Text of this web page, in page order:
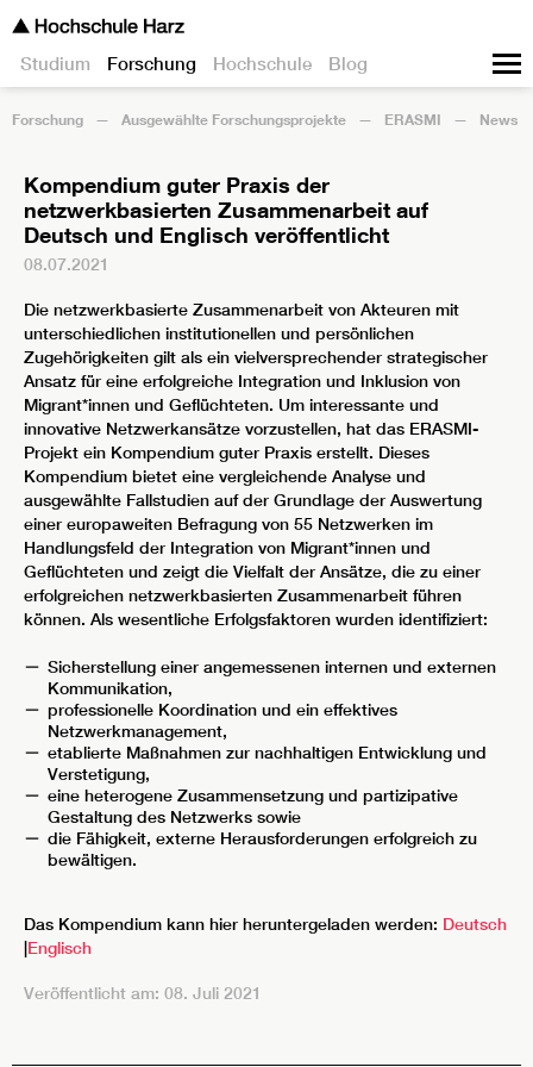
Studium Forschung Hochschule Blog
Forschung Ausgewählte Forschungsprojekte ERASMI News
Kompendium guter Praxis der
netzwerkbasierten Zusammenarbeit auf
Deutsch und Englisch veröffentlicht
08.07.2021
Die netzwerkbasierte Zusammenarbeit von Akteuren mit
unterschiedlichen institutionellen und persönlichen
Zugehörigkeiten gilt als ein vielversprechender strategischer
Ansatz für eine erfolgreiche Integration und Inklusion von
Migrant*innen und Geflüchteten. Um interessante und
innovative Netzwerkansätze vorzustellen, hat das ERASMI-
Projekt ein Kompendium guter Praxis erstellt. Dieses
Kompendium bietet eine vergleichende Analyse und
ausgewählte Fallstudien auf der Grundlage der Auswertung
einer europaweiten Befragung von 55 Netzwerken im
Handlungsfeld der Integration von Migrant*innen und
Geflüchteten und zeigt die Vielfalt der Ansätze, die zu einer
erfolgreichen netzwerkbasierten Zusammenarbeit führen
können. Als wesentliche Erfolgsfaktoren wurden identifiziert:
Sicherstellung einer angemessenen internen und externen
Kommunikation,
professionelle Koordination und ein effektives
Netzwerkmanagement,
etablierte Maßnahmen zur nachhaltigen Entwicklung und
Verstetigung,
eine heterogene Zusammensetzung und partizipative
Gestaltung des Netzwerks sowie
die Fähigkeit, externe Herausforderungen erfolgreich zu
bewältigen.
Das Kompendium kann hier heruntergeladen werden: Deutsch
|Englisch
Veröffentlicht am: 08. Juli 2021